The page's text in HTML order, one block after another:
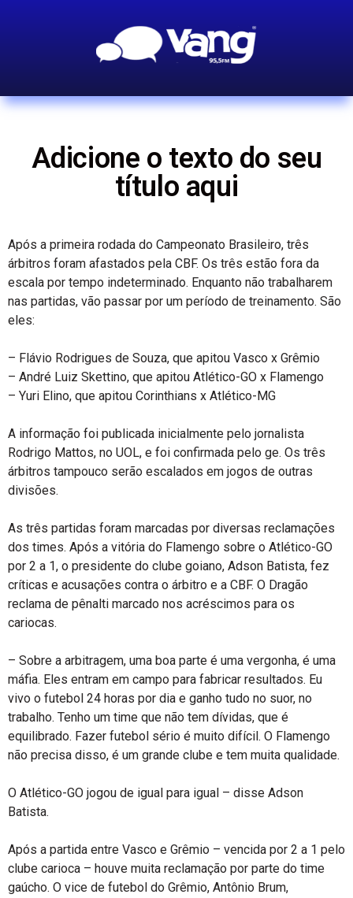
Adicione o texto do seu
título aqui
Após a primeira rodada do Campeonato Brasileiro, três
árbitros foram afastados pela CBF. Os três estão fora da
escala por tempo indeterminado. Enquanto não trabalharem
nas partidas, vão passar por um período de treinamento. São
eles:
– Flávio Rodrigues de Souza, que apitou Vasco x Grêmio
– André Luiz Skettino, que apitou Atlético-GO x Flamengo
– Yuri Elino, que apitou Corinthians x Atlético-MG
A informação foi publicada inicialmente pelo jornalista
Rodrigo Mattos, no UOL, e foi confirmada pelo ge. Os três
árbitros tampouco serão escalados em jogos de outras
divisões.
As três partidas foram marcadas por diversas reclamações
dos times. Após a vitória do Flamengo sobre o Atlético-GO
por 2 a 1, o presidente do clube goiano, Adson Batista, fez
críticas e acusações contra o árbitro e a CBF. O Dragão
reclama de pênalti marcado nos acréscimos para os
cariocas.
– Sobre a arbitragem, uma boa parte é uma vergonha, é uma
máfia. Eles entram em campo para fabricar resultados. Eu
vivo o futebol 24 horas por dia e ganho tudo no suor, no
trabalho. Tenho um time que não tem dívidas, que é
equilibrado. Fazer futebol sério é muito difícil. O Flamengo
não precisa disso, é um grande clube e tem muita qualidade.
O Atlético-GO jogou de igual para igual – disse Adson
Batista.
Após a partida entre Vasco e Grêmio – vencida por 2 a 1 pelo
clube carioca – houve muita reclamação por parte do time
gaúcho. O vice de futebol do Grêmio, Antônio Brum,